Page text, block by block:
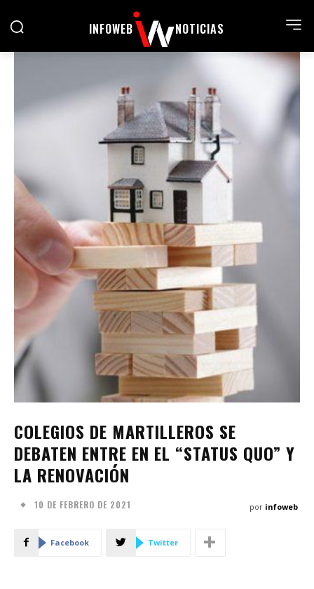
INFOWEB NOTICIAS
COLEGIOS DE MARTILLEROS SE
DEBATEN ENTRE EN EL “STATUS QUO” Y
LA RENOVACIÓN
10 DE FEBRERO DE 2021 por infoweb
Facebook Twitter